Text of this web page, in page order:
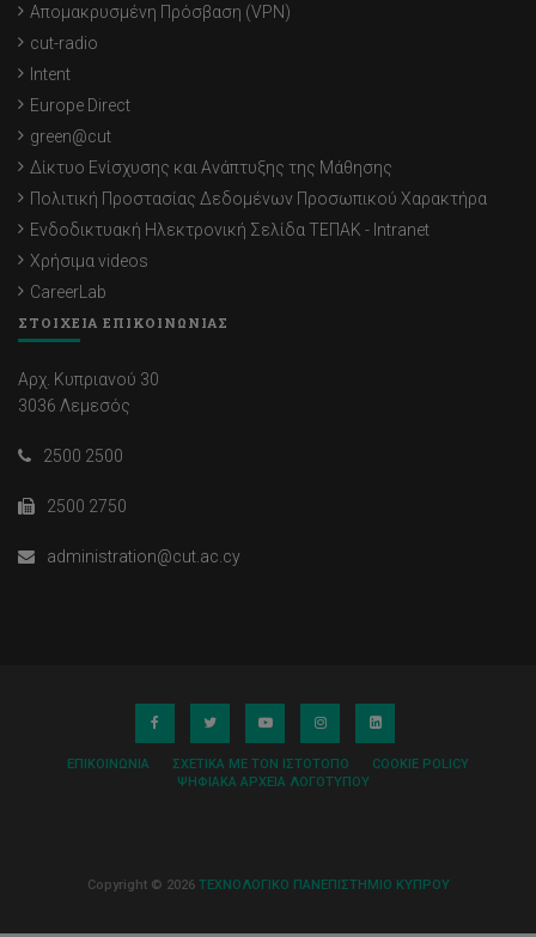
Απομακρυσμένη Πρόσβαση (VPN)
cut-radio
Intent
Europe Direct
green@cut
Δίκτυο Ενίσχυσης και Ανάπτυξης της Μάθησης
Πολιτική Προστασίας Δεδομένων Προσωπικού Χαρακτήρα
Ενδοδικτυακή Ηλεκτρονική Σελίδα ΤΕΠΑΚ - Intranet
Χρήσιμα videos
CareerLab
ΣΤΟΙΧΕΙΑ ΕΠΙΚΟΙΝΩΝΙΑΣ
Αρχ. Κυπριανού 30
3036 Λεμεσός
2500 2500
2500 2750
administration@cut.ac.cy
ΕΠΙΚΟΙΝΩΝΊΑ ΣΧΕΤΙΚΆ ΜΕ ΤΟΝ ΙΣΤΌΤΟΠΟ
COOKIE POLICY
ΨΗΦΙΑΚΆ ΑΡΧΕΊΑ ΛΟΓΌΤΥΠΟΥ
Copyright © 2026 ΤΕΧΝΟΛΟΓΙΚΟ ΠΑΝΕΠΙΣΤΗΜΙΟ ΚΥΠΡΟΥ